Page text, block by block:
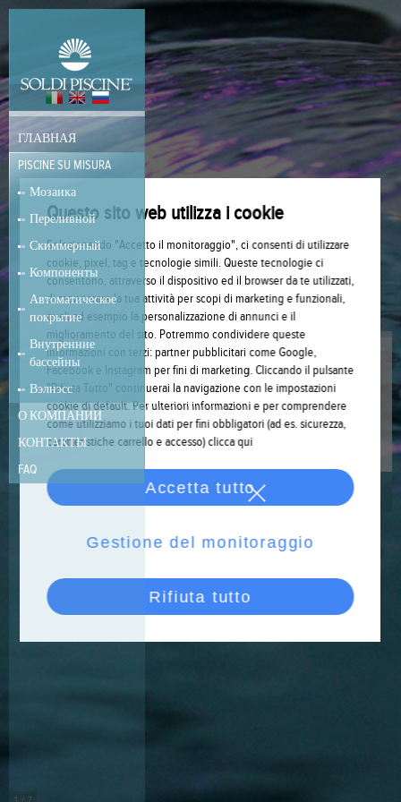
ГЛАВНАЯ
PISCINE SU MISURA
Мозаика
Переливной
Скиммерный
Компоненты
Автоматическое
покрытие
Внутренние
бассейны
Вэлнэсс
О КОМПАНИИ
КОНТАКТЫ
FAQ
ВЭЛНЭСС
Приятные моменты
вэлнэсс и релакса у Вас
дома!
Подробнее
Questo sito web utilizza i cookie
Selezionando "Accetto il monitoraggio", ci consenti di utilizzare
cookie, pixel, tag e tecnologie simili. Queste tecnologie ci
consentono, attraverso il dispositivo ed il browser da te utilizzati,
di monitorare la tua attività per scopi di marketing e funzionali,
quali ad esempio la personalizzazione di annunci e il
miglioramento del sito. Potremmo condividere queste
informazioni con terzi: partner pubblicitari come Google,
Facebook e Instagram per fini di marketing. Cliccando il pulsante
"Rifiuta Tutto" continuerai la navigazione con le impostazioni
cookie di default. Per ulteriori informazioni e per comprendere
come utilizziamo i tuoi dati per fini obbligatori (ad es. sicurezza,
caratteristiche carrello e accesso)clicca qui
Rifiuta tutto
Gestione del monitoraggio
Accetta tutto